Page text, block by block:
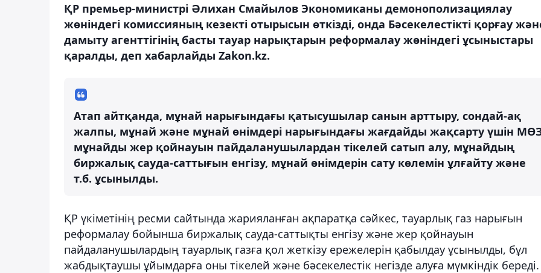
ҚР премьер-министрі Әлихан Смайылов Экономиканы демонополизациялау
жөніндегі комиссияның кезекті отырысын өткізді, онда Бәсекелестікті қорғау
дамыту агенттігінің басты тауар нарықтарын реформалау жөніндегі ұсыныстары
қаралды, деп хабарлайды Zakon.kz.
Атап айтқанда, мұнай нарығындағы қатысушылар санын арттыру, сондай-ақ
жалпы, мұнай және мұнай өнімдері нарығындағы жағдайды жақсарту үшін
мұнайды жер қойнауын пайдаланушылардан тікелей сатып алу, мұнайдың
биржалық сауда-саттығын енгізу, мұнай өнімдерін сату көлемін ұлғайту және
т.б. ұсынылды.
ҚР үкіметінің ресми сайтында жарияланған ақпаратқа сәйкес, тауарлық газ нарығын
реформалау бойынша биржалық сауда-саттықты енгізу және жер қойнауын
пайдаланушылардың тауарлық газға қол жеткізу ережелерін қабылдау ұсынылды, бұл
жабдықтаушы ұйымдарға оны тікелей және бәсекелестік негізде алуға мүмкіндік береді.